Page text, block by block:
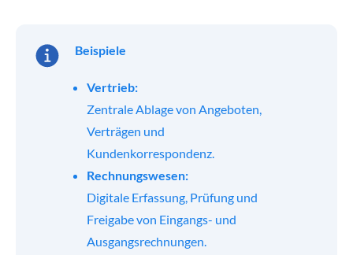
Beispiele
Vertrieb:
Zentrale Ablage von Angeboten,
Verträgen und
Kundenkorrespondenz.
Rechnungswesen:
Digitale Erfassung, Prüfung und
Freigabe von Eingangs- und
Ausgangsrechnungen.